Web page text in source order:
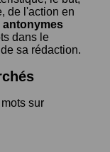
de l'action en
dans le
sa rédaction.
sur